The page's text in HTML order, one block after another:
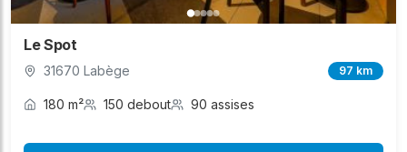
Le Spot
31670 Labège 97 km
180 m² 150 debout 90 assises